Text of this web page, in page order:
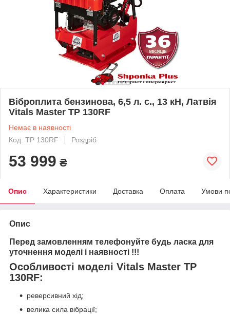
Віброплита бензинова, 6,5 л. с., 13 кН, Латвія
Vitals Master TP 130RF
Немає в наявності
Код: TP 130RF
Роздріб
53 999 ₴
Опис Характеристики Доставка Оплата Умови
Опис
Перед замовленням телефонуйте будь ласка для
уточнення моделі і наявності !!!
Особливості моделі Vitals Master TP
130RF:
реверсивний хід;
велика сила вібрації;